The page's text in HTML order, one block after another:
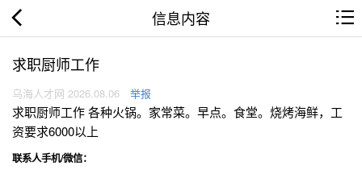
信息内容
求职厨师工作
乌海人才网 2026.08.06 举报
求职厨师工作 各种火锅。家常菜。早点。食堂。烧烤海鲜，工
资要求6000以上
联系人手机/微信：